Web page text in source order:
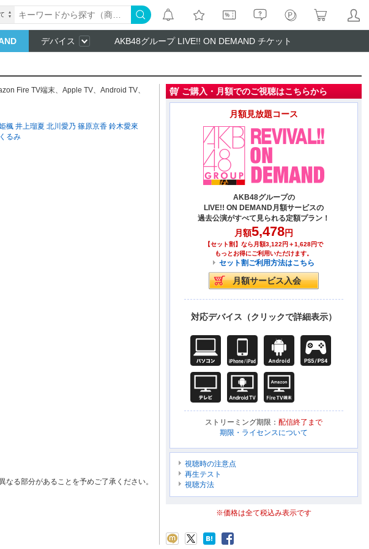
デバイス AKB48グループ LIVE!! ON DEMAND チケット
Fire TV端末、 Apple TV、 Android TV、
楓 井上瑠夏 北川愛乃 篠原京香 鈴木愛來
るみ
る部分があることを予めご了承ください。
ご購入・月額でのご視聴はこちらから
月額見放題コース
AKB48グループの
LIVE!! ON DEMAND月額サービスの
過去公演がすべて見られる定額プラン！
月額5,478円
【セット割】なら月額3,122円＋1,628円で
もっとお得にご利用いただけます。
セット割ご利用方法はこちら
対応デバイス（クリックで詳細表示）
ストリーミング期限： 配信終了まで
期限・ライセンスについて
視聴時の注意点
再生テスト
視聴方法
※価格は全て税込み表示です